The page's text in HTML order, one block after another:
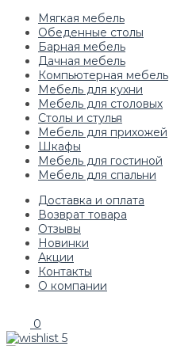
Мягкая мебель
Обеденные столы
Барная мебель
Дачная мебель
Компьютерная мебель
Мебель для кухни
Мебель для столовых
Столы и стулья
Мебель для прихожей
Шкафы
Мебель для гостиной
Мебель для спальни
Доставка и оплата
Возврат товара
Отзывы
Новинки
Акции
Контакты
О компании
0
5